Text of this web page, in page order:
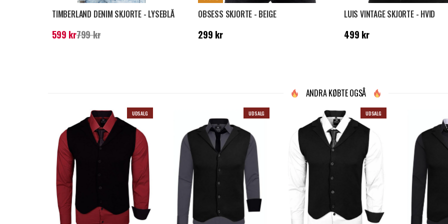
TIMBERLAND DENIM SKJORTE - LYSEBLÅ
Nuværende pris:
599 kr799 kr
OBSESS SKJORTE - BEIGE
Pris: 299 kr
299 kr
LUIS VINTAGE SKJORTE - HVID
Pris: 499 kr
499 kr
ANDRA KØBTE OGSÅ
UDSALG UDSALG UDSALG